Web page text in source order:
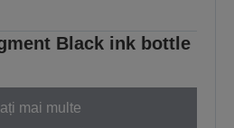
Black ink bottle
mai multe